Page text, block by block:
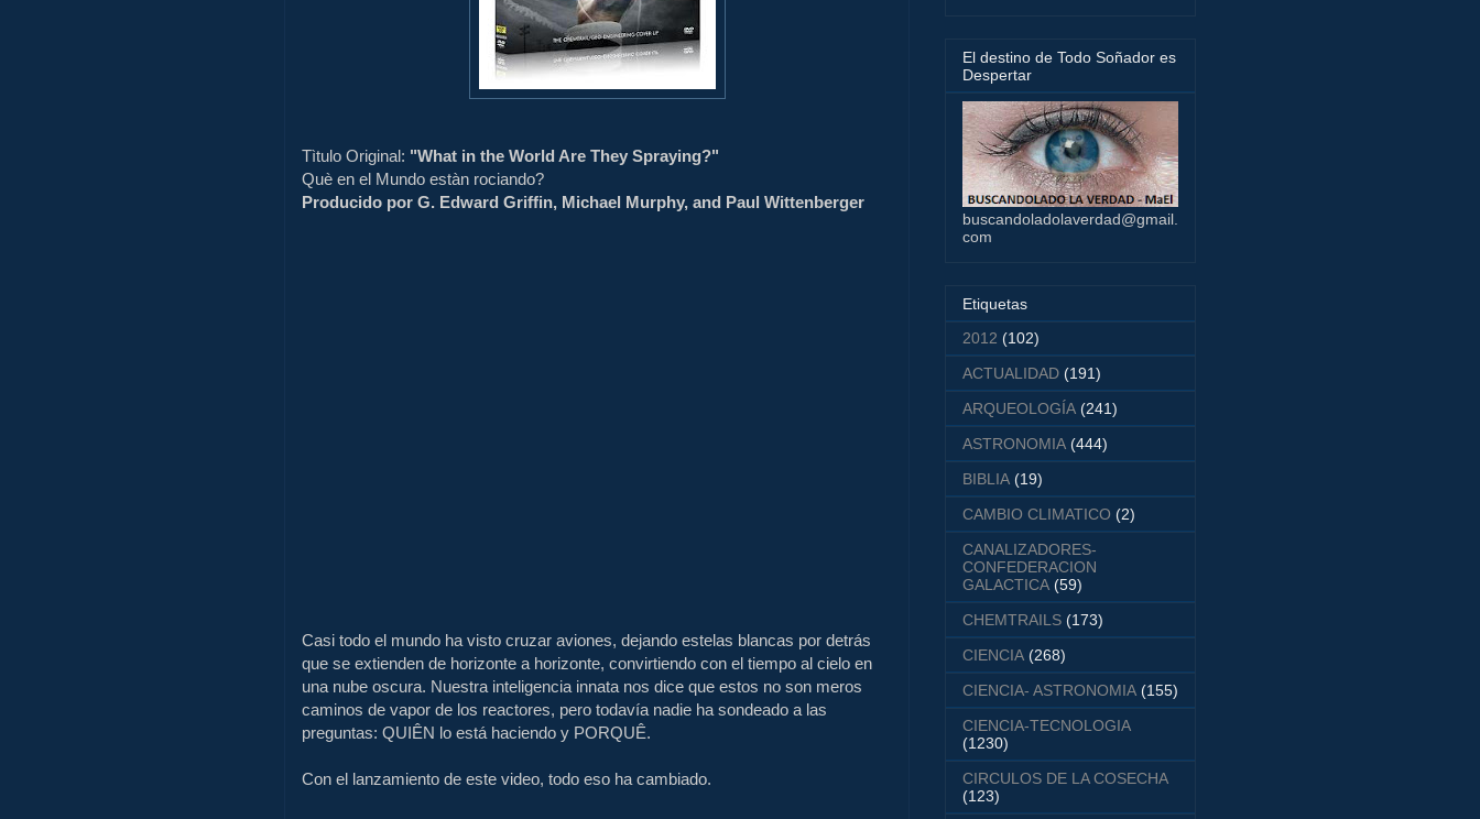
Tìtulo Original: "What in the World Are They Spraying?"
Què en el Mundo estàn rociando?
Producido por G. Edward Griffin, Michael Murphy, and Paul Wittenberger
Casi todo el mundo ha visto cruzar aviones, dejando estelas blancas por detrás
que se extienden de horizonte a horizonte, convirtiendo con el tiempo al cielo en
una nube oscura. Nuestra inteligencia innata nos dice que estos no son meros
caminos de vapor de los reactores, pero todavía nadie ha sondeado a las
preguntas: QUIÊN lo está haciendo y PORQUÊ.
Con el lanzamiento de este video, todo eso ha cambiado.
El destino de Todo Soñador es
Despertar
buscandoladolaverdad@gmail.
com
Etiquetas
2012 (102)
ACTUALIDAD (191)
ARQUEOLOGÍA (241)
ASTRONOMIA (444)
BIBLIA (19)
CAMBIO CLIMATICO (2)
CANALIZADORES-
CONFEDERACION
GALACTICA (59)
CHEMTRAILS (173)
CIENCIA (268)
CIENCIA- ASTRONOMIA (155)
CIENCIA-TECNOLOGIA
(1230)
CIRCULOS DE LA COSECHA
(123)